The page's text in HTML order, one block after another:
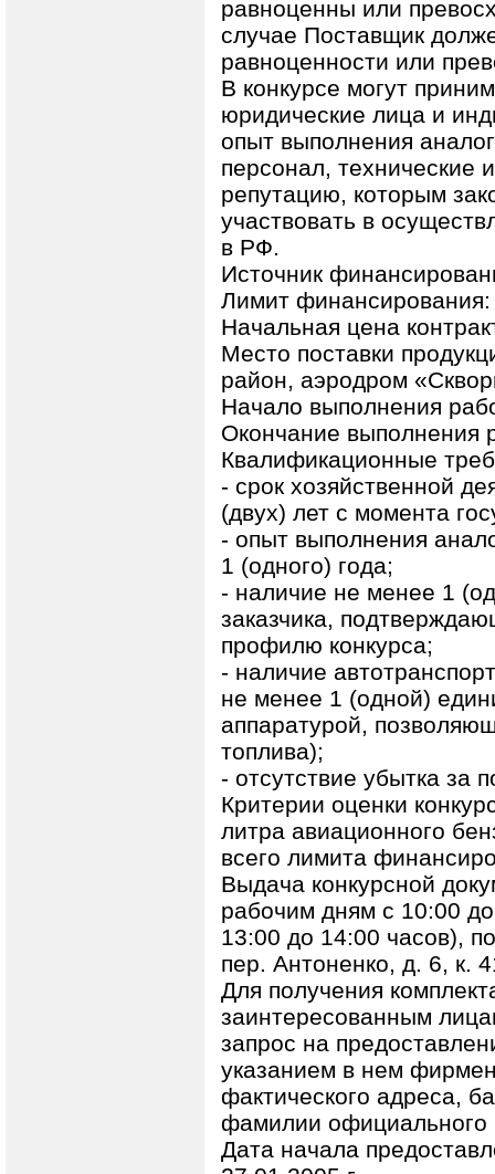
равноценны или
случае Поставщик
равноценности или
В конкурсе могут
юридические лица и
опыт выполнения
персонал, технические
репутацию, которым
участвовать в
в РФ.
Источник
Лимит
Начальная цена
Место поставки
район, аэродром
Начало выполнения
Окончание выполнения
Квалификационные
- срок хозяйственной
(двух) лет с момента
- опыт выполнения
1 (одного) года;
- наличие не менее 1
заказчика,
профилю конкурса;
- наличие
не менее 1 (одной)
аппаратурой,
топлива);
- отсутствие убытка за
Критерии оценки
литра авиационного
всего лимита
Выдача конкурсной
рабочим дням с 10:00
13:00 до 14:00 часов),
пер. Антоненко, д. 6, к.
Для получения
заинтересованным
запрос на
указанием в нем
фактического адреса,
фамилии официального
Дата начала